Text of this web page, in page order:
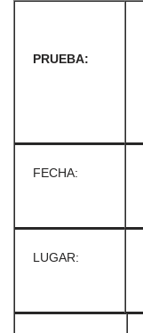
PRUEBA:
FECHA:
LUGAR: